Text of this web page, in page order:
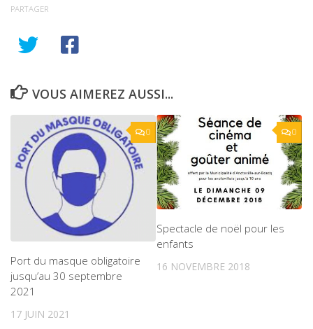
PARTAGER
VOUS AIMEREZ AUSSI...
0
Port du masque obligatoire
jusqu’au 30 septembre
2021
17 JUIN 2021
0
Spectacle de noël pour les
enfants
16 NOVEMBRE 2018